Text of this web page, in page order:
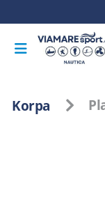
Korpa